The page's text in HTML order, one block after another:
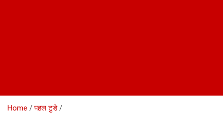
Home
पहल टुडे